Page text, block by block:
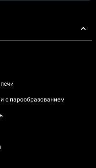
с парообразованием